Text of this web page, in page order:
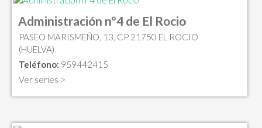
Administración nº4 de El Rocio
PASEO MARISMEÑO, 13, CP 21750 EL ROCIO
(HUELVA)
Teléfono: 959442415
Ver series >